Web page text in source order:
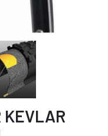
KEVLAR